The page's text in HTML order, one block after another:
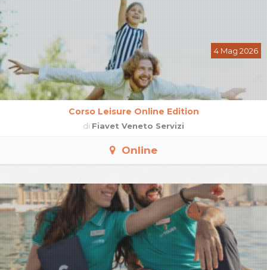
Corso Leisure Online Edition
di Fiavet Veneto Servizi
4 Mag 2026
Online